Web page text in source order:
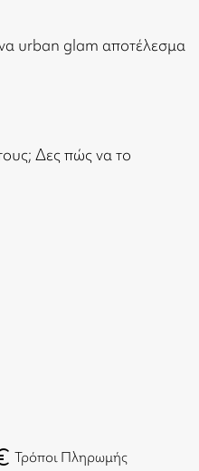
urban glam αποτέλεσμα
Δες πώς να το
Τρόποι Πληρωμής